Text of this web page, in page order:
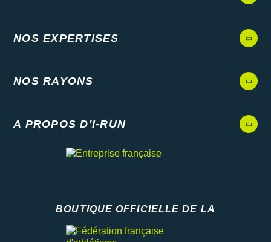
NOS EXPERTISES
NOS RAYONS
A PROPOS D'I-RUN
BOUTIQUE OFFICIELLE DE LA